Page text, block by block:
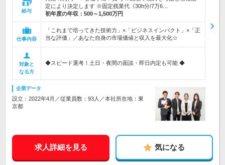
給与
定により決定します ※固定残業代《30h分/7万6…
初年度の年収： 500～1,500万円
仕事内容
「これまで培ってきた技術力」×「ビジネスインパクト」×「正
当な評価」／あなた自身の市場価値と収入を最大化☆
対象と
なる方
◆スピード選考！土日・夜間の面談・即日内定も可能 ◆
企業データ
設立：2022年4月／従業員数：93人／本社所在地：東
京都
求人詳細を見る 気になる